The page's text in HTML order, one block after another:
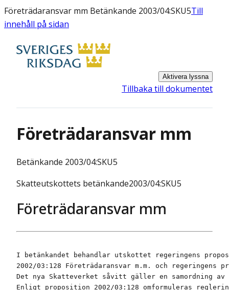
Företrädaransvar mm Betänkande 2003/04:SKU5Till
innehåll på sidan
Aktivera lyssna
Tillbaka till dokumentet
Företrädaransvar mm
Betänkande 2003/04:SKU5
Skatteutskottets betänkande2003/04:SKU5
Företrädaransvar mm
I betänkandet behandlar utskottet regeringens
2002/03:128 Företrädaransvar m.m. och regeringens
Det nya Skatteverket såvitt gäller en samordning
Enligt proposition 2002/03:128 omformuleras